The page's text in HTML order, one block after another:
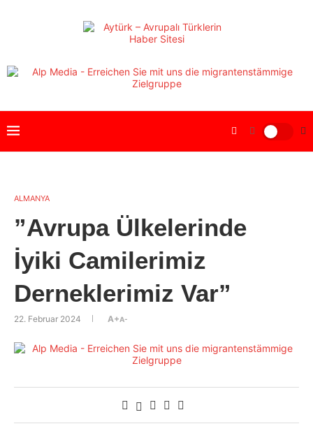
ALMANYA
”Avrupa Ülkelerinde
İyiki Camilerimiz
Derneklerimiz Var”
22. Februar 2024 A+A-